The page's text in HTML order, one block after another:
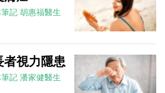
記 胡惠福醫生
者視力隱患
記 潘家健醫生